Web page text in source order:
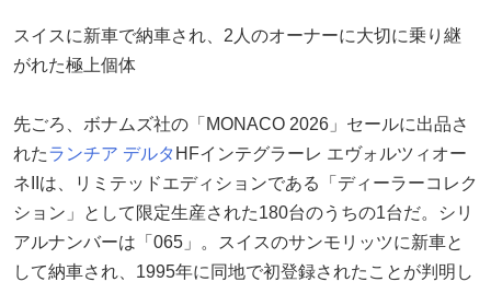
スイスに新車で納車され、2人のオーナーに大切に乗り継
がれた極上個体
先ごろ、ボナムズ社の「MONACO 2026」セールに出品さ
れたランチア デルタ HFインテグラーレ エヴォルツィオー
ネIIは、リミテッドエディションである「ディーラーコレク
ション」として限定生産された180台のうちの1台だ。シリ
アルナンバーは「065」。スイスのサンモリッツに新車と
して納車され、1995年に同地で初登録されたことが判明し